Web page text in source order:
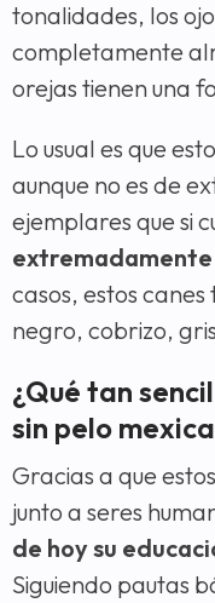
tonalidades, los
completamente
orejas tienen una
Lo usual es que
aunque no es de
ejemplares que si
casos, estos
negro, cobrizo,
¿Qué tan
sin pelo
Gracias a que
junto a seres
de hoy su
Siguiendo pautas